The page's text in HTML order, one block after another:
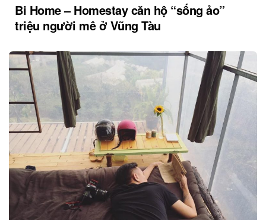
Bi Home – Homestay căn hộ “sống ảo”
triệu người mê ở Vũng Tàu